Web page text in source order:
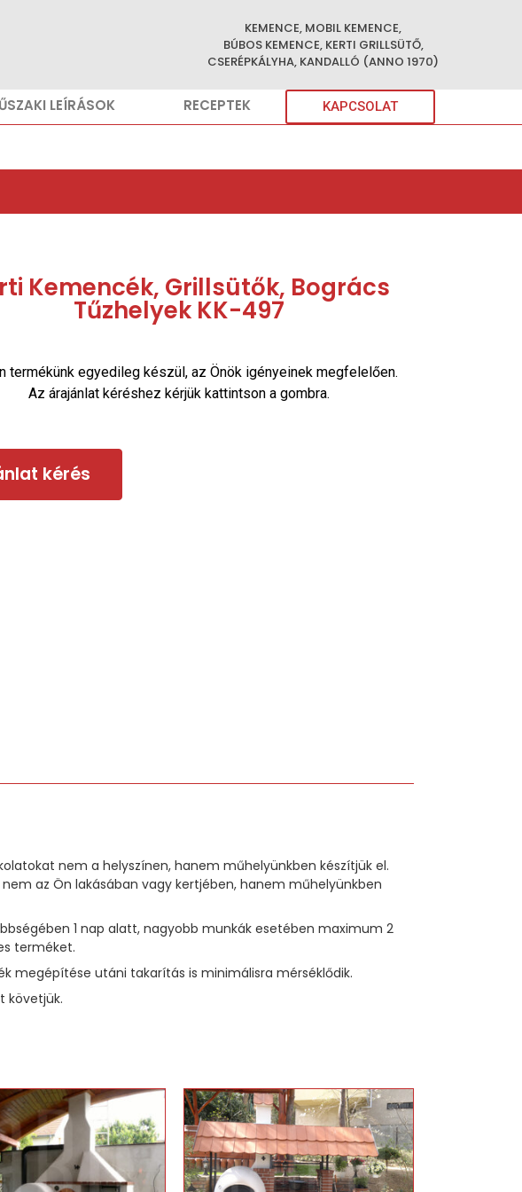
KEMENCE, MOBIL KEMENCE,
BÚBOS KEMENCE, KERTI GRILLSÜTŐ,
CSERÉPKÁLYHA, KANDALLÓ (ANNO 1970)
LEÍRÁSOK RECEPTEK KAPCSOLAT
Kemencék, Grillsütők, Bogrács
Tűzhelyek KK-497
termékünk egyedileg készül, az Önök igényeinek megfelelően.
Az árajánlat kéréshez kérjük kattintson a gombra.
kérés
nem a helyszínen, hanem műhelyünkben készítjük el.
az Ön lakásában vagy kertjében, hanem műhelyünkben
1 nap alatt, nagyobb munkák esetében maximum 2
terméket.
megépítése utáni takarítás is minimálisra mérséklődik.
követjük.